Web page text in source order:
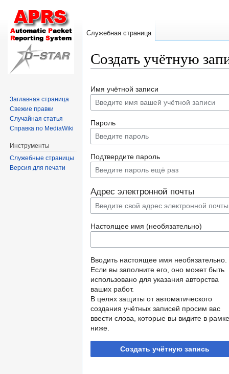
Создать учётную
к
навигации
к
поиску
Имя учётной записи
Пароль
Подтвердите пароль
Адрес электронной почты
Настоящее имя (необязательно)
Вводить настоящее имя необязательно.
Если вы заполните его, оно может быть
использовано для указания авторства
ваших работ.
В целях защиты от автоматического
создания учётных записей просим вас
ввести слова, которые вы видите в рамке
ниже.
Создать учётную запись
Служебная страница
Заглавная страница
Свежие правки
Случайная статья
Справка по MediaWiki
Инструменты
Служебные страницы
Версия для печати